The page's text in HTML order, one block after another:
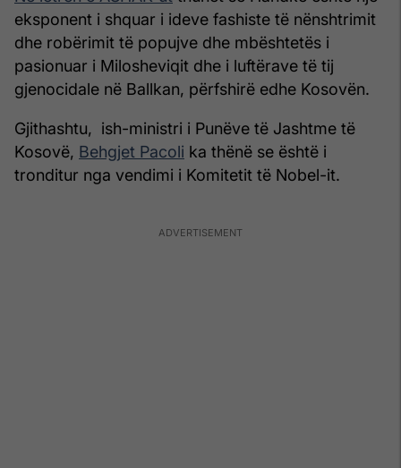
eksponent i shquar i ideve fashiste të nënshtrimit
dhe robërimit të popujve dhe mbështetës i
pasionuar i Milosheviqit dhe i luftërave të tij
gjenocidale në Ballkan, përfshirë edhe Kosovën.
Gjithashtu, ish-ministri i Punëve të Jashtme të
Kosovë, Behgjet Pacoli ka thënë se është i
tronditur nga vendimi i Komitetit të Nobel-it.